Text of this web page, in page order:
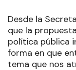
Desde la
que la
política pública
forma en que
tema que nos